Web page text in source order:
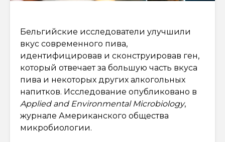
Бельгийские исследователи улучшили
вкус современного пива,
идентифицировав и сконструировав ген,
который отвечает за большую часть вкуса
пива и некоторых других алкогольных
напитков. Исследование опубликовано в
Applied and Environmental Microbiology,
журнале Американского общества
микробиологии.